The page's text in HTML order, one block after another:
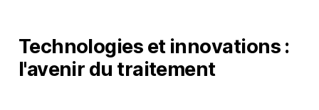
Technologies et innovations :
l'avenir du traitement